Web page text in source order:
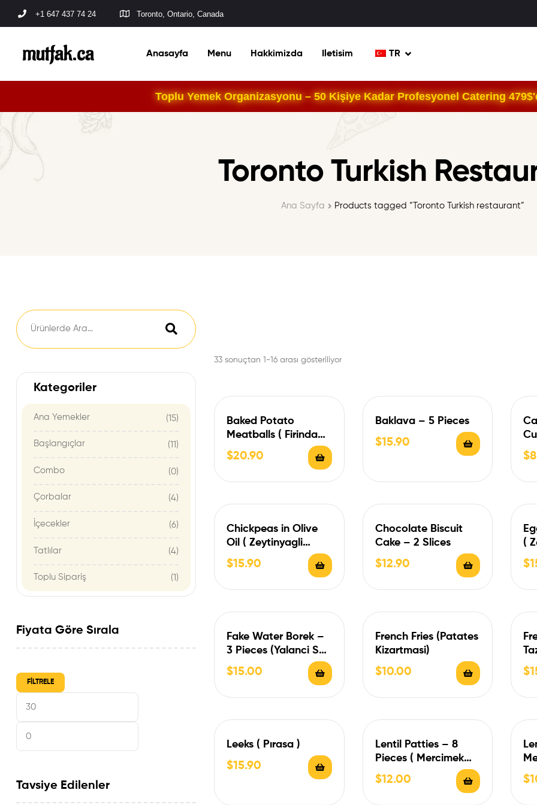
+1 647 437 74 24 Toronto, Ontario, Canada
Anasayfa Menu Hakkimizda Iletisim TR
Toplu Yemek Organizasyonu – 50 Kişiye Kadar Profesyonel Catering
Toronto Turkish
Ana Sayfa Products tagged “Toronto Turkish restaurant”
33 sonuçtan 1-16 arası gösteriliyor
Baked Potato
Meatballs ( Firinda
Patates Köfte )
$20.90
Baklava – 5 Pieces
$15.90
$
Chickpeas in Olive
Oil ( Zeytinyagli
Nohut )
$15.90
Chocolate Biscuit
Cake – 2 Slices
$12.90
(
)
$
Fake Water Borek –
3 Pieces (Yalanci Su
Boregi – 3 Adet)
$15.00
French Fries (Patates
Kizartmasi)
$10.00 $
Leeks ( Pırasa )
$15.90
Lentil Patties – 8
Pieces ( Mercimek
Koftesi – 8 Adet )
$12.00 $
Kategoriler
Ana Yemekler (15)
Başlangıçlar (11)
Combo (0)
Çorbalar (4)
İçecekler (6)
Tatlılar (4)
Toplu Sipariş (1)
Fiyata Göre Sırala
FILTRELE
Tavsiye Edilenler